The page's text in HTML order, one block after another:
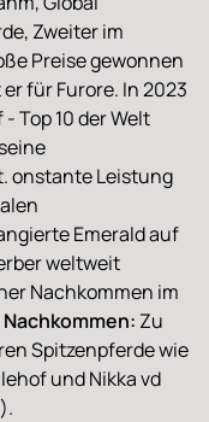
Zweiter im
Preise gewonnen
für Furore. In 2023
Top 10 der Welt
onstante Leistung
Emerald auf
weltweit
Nachkommen im
Zu
Spitzenpferde wie
und Nikka vd